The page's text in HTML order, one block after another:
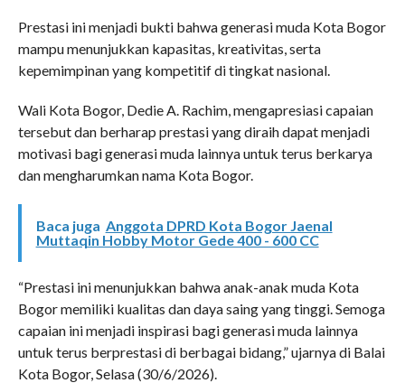
Prestasi ini menjadi bukti bahwa generasi muda Kota Bogor
mampu menunjukkan kapasitas, kreativitas, serta
kepemimpinan yang kompetitif di tingkat nasional.
Wali Kota Bogor, Dedie A. Rachim, mengapresiasi capaian
tersebut dan berharap prestasi yang diraih dapat menjadi
motivasi bagi generasi muda lainnya untuk terus berkarya
dan mengharumkan nama Kota Bogor.
Baca juga Anggota DPRD Kota Bogor Jaenal
Muttaqin Hobby Motor Gede 400 - 600 CC
“Prestasi ini menunjukkan bahwa anak-anak muda Kota
Bogor memiliki kualitas dan daya saing yang tinggi. Semoga
capaian ini menjadi inspirasi bagi generasi muda lainnya
untuk terus berprestasi di berbagai bidang,” ujarnya di Balai
Kota Bogor, Selasa (30/6/2026).